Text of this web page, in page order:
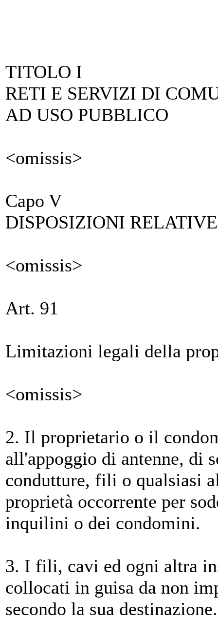
TITOLO I
RETI E SERVIZI DI
AD USO PUBBLICO
<omissis>
Capo V
DISPOSIZIONI
<omissis>
Art. 91
Limitazioni legali della
<omissis>
2. Il proprietario o il
all'appoggio di antenne, di
condutture, fili o qualsiasi
proprietà occorrente per
inquilini o dei condomini.
3. I fili, cavi ed ogni altra
collocati in guisa da non
secondo la sua destinazione.